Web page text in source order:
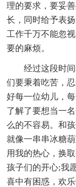
理的要求，要妥
长，同时给予表
工作千万不能忽
要的麻烦。
经过这段时
们要秉着吃苦，
好每一位幼儿，
了解了要想当一
么的不容易。和
就像一串串冰糖
用我的热心，换
孩子们的开心;我
喜中有困惑，欢